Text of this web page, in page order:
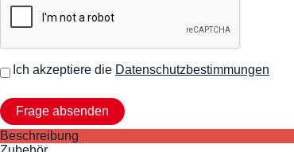
Ich akzeptiere die Datenschutzbestimmungen
Beschreibung